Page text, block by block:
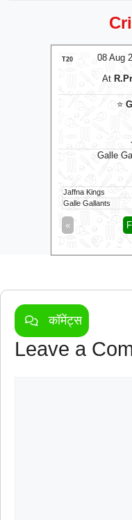
08 Aug
T20
At
⭐
Galle
Jaffna Kings
Galle Gallants
«
कॉमेंट्स
Leave a